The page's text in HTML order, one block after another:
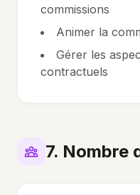
commissions
Animer la
Gérer les
contractuels
7. Nombre